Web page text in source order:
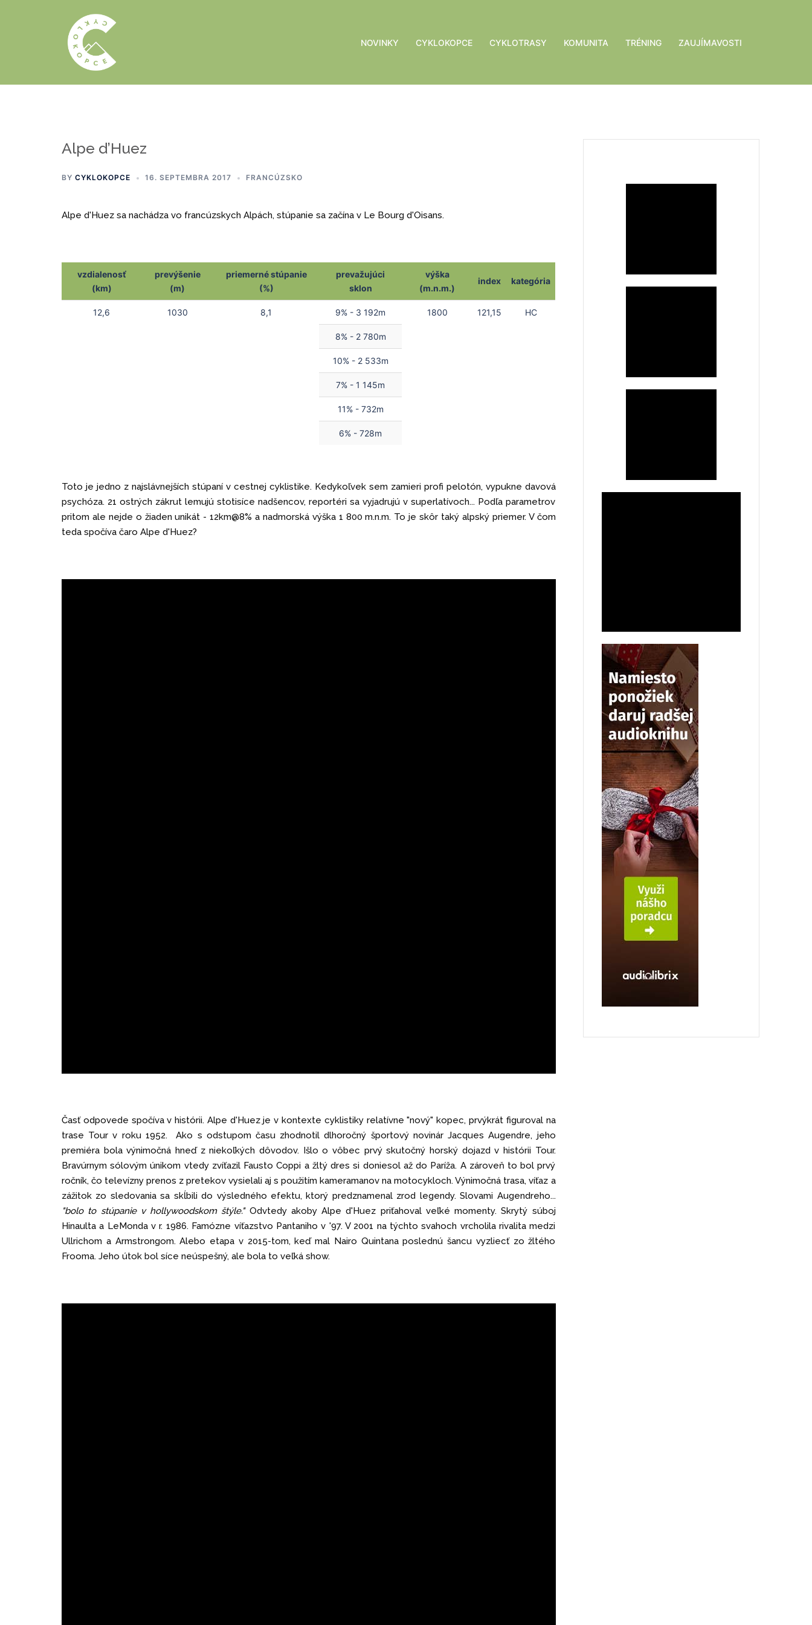
NOVINKY CYKLOKOPCE CYKLOTRASY KOMUNITA TRÉNING ZAUJÍMAVOSTI
Alpe d’Huez
BY CYKLOKOPCE 16. SEPTEMBRA 2017 FRANCÚZSKO
Alpe d'Huez sa nachádza vo francúzskych Alpách, stúpanie sa začína v Le Bourg d'Oisans.
vzdialenosť
(km)
prevýšenie
(m)
priemerné stúpanie
(%)
prevažujúci
sklon
výška
(m.n.m.)
index kategória
12,6 1030 8,1 9% - 3 192m 1800 121,15 HC
8% - 2 780m
10% - 2 533m
7% - 1 145m
11% - 732m
6% - 728m
Toto je jedno z najslávnejších stúpaní v cestnej cyklistike. Kedykoľvek sem zamieri profi pelotón, vypukne davová
psychóza. 21 ostrých zákrut lemujú stotisíce nadšencov, reportéri sa vyjadrujú v superlatívoch... Podľa parametrov
pritom ale nejde o žiaden unikát - 12km@8% a nadmorská výška 1 800 m.n.m. To je skôr taký alpský priemer. V čom
teda spočíva čaro Alpe d'Huez?
Časť odpovede spočíva v histórii. Alpe d'Huez je v kontexte cyklistiky relatívne "nový" kopec, prvýkrát figuroval na
trase Tour v roku 1952. Ako s odstupom času zhodnotil dlhoročný športový novinár Jacques Augendre, jeho
premiéra bola výnimočná hneď z niekoľkých dôvodov. Išlo o vôbec prvý skutočný horský dojazd v histórii Tour.
Bravúrnym sólovým únikom vtedy zvíťazil Fausto Coppi a žltý dres si doniesol až do Paríža. A zároveň to bol prvý
ročník, čo televízny prenos z pretekov vysielali aj s použitím kameramanov na motocykloch. Výnimočná trasa, víťaz a
zážitok zo sledovania sa skĺbili do výsledného efektu, ktorý predznamenal zrod legendy. Slovami Augendreho...
"bolo to stúpanie v hollywoodskom štýle."Odvtedy akoby Alpe d'Huez priťahoval veľké momenty. Skrytý súboj
Hinaulta a LeMonda v r. 1986. Famózne víťazstvo Pantaniho v '97. V 2001 na týchto svahoch vrcholila rivalita medzi
Ullrichom a Armstrongom. Alebo etapa v 2015-tom, keď mal Nairo Quintana poslednú šancu vyzliecť zo žltého
Frooma. Jeho útok bol síce neúspešný, ale bola to veľká show.